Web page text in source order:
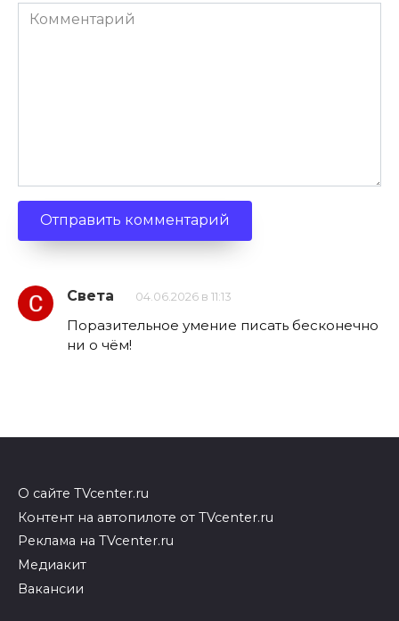
Комментарий
Света 04.06.2026 в 11:13
Поразительное умение писать бесконечно
ни о чём!
О сайте TVcenter.ru
Контент на автопилоте от TVcenter.ru
Реклама на TVcenter.ru
Медиакит
Вакансии